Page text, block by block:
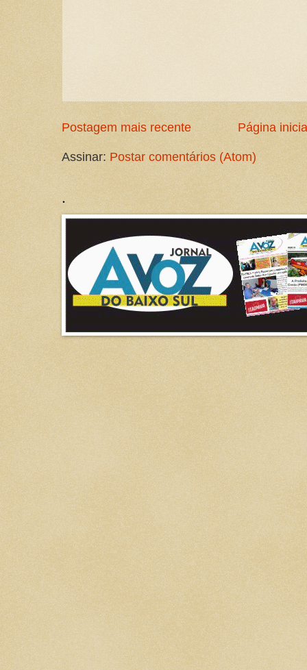
Postagem mais recente Página
Assinar: Postar comentários (Atom)
.